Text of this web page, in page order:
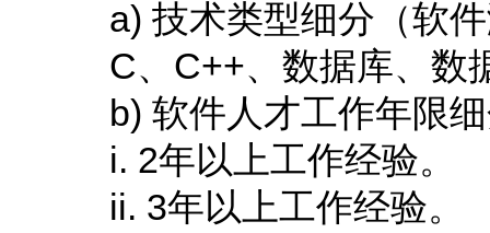
a) 技术类型细分（软
C、C++、数据库、
b) 软件人才工作年限
i. 2年以上工作经验。
ii. 3年以上工作经验。